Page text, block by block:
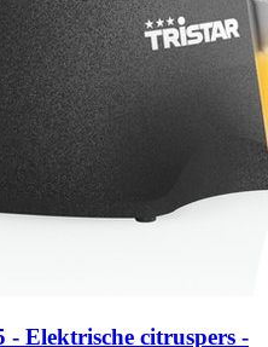
Elektrische citruspers -